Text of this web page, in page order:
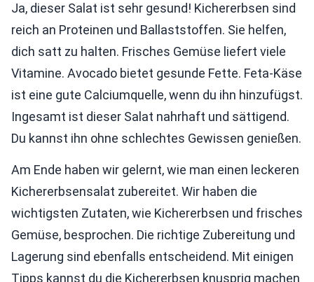
Ja, dieser Salat ist sehr gesund! Kichererbsen sind
reich an Proteinen und Ballaststoffen. Sie helfen,
dich satt zu halten. Frisches Gemüse liefert viele
Vitamine. Avocado bietet gesunde Fette. Feta-Käse
ist eine gute Calciumquelle, wenn du ihn hinzufügst.
Ingesamt ist dieser Salat nahrhaft und sättigend.
Du kannst ihn ohne schlechtes Gewissen genießen.
Am Ende haben wir gelernt, wie man einen leckeren
Kichererbsensalat zubereitet. Wir haben die
wichtigsten Zutaten, wie Kichererbsen und frisches
Gemüse, besprochen. Die richtige Zubereitung und
Lagerung sind ebenfalls entscheidend. Mit einigen
Tipps kannst du die Kichererbsen knusprig machen